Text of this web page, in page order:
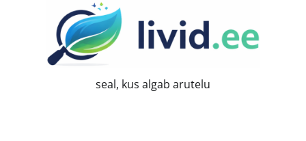
seal, kus algab arutelu